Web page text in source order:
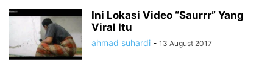
Ini Lokasi Video “Saurrr” Yang
Viral Itu
ahmad suhardi - 13 August 2017